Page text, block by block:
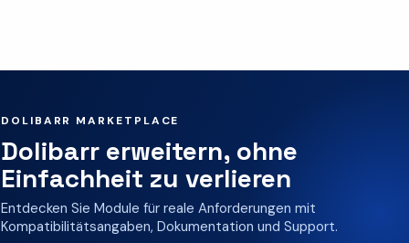
DOLIBARR MARKETPLACE
Dolibarr erweitern, ohne
Einfachheit zu verlieren
Entdecken Sie Module für reale Anforderungen mit
Kompatibilitätsangaben, Dokumentation und Support.